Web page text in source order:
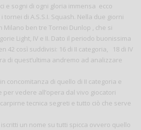
e sogni di ogni gloria immensa ecco
di A.S.S.I. Squash. Nella due giorni
Milano ben tre Tornei Dunlop , che si
Light, IV e II. Dato il periodo buonissima
42 così suddivisi: 16 di II categoria, 18 di IV
di quest’ultima andremo ad analizzare
concomitanza di quello di II categoria e
vedere all’opera dal vivo giocatori
tecnica segreti e tutto ciò che serve
un nome su tutti spicca ovvero quello